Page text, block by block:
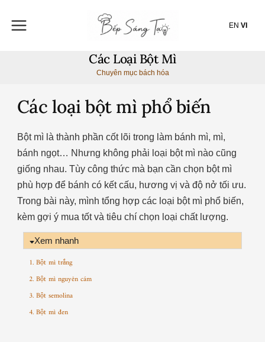
EN VI
Các Loại Bột Mì
Chuyên mục bách hóa
Các loại bột mì phổ biến
Bột mì là thành phần cốt lõi trong làm bánh mì, mì,
bánh ngọt… Nhưng không phải loại bột mì nào cũng
giống nhau. Tùy công thức mà bạn cần chọn bột mì
phù hợp để bánh có kết cấu, hương vị và độ nở tối ưu.
Trong bài này, mình tổng hợp các loại bột mì phổ biến,
kèm gợi ý mua tốt và tiêu chí chọn loại chất lượng.
Xem nhanh
1. Bột mì trắng
2. Bột mì nguyên cám
3. Bột semolina
4. Bột mì đen